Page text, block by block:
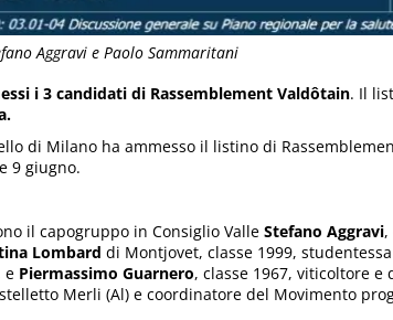
Aggravi e Paolo Sammaritani
i 3 candidati di Rassemblement Valdôtain. Il
di Milano ha ammesso il listino di
9 giugno.
il capogruppo in Consiglio Valle Stefano Aggravi
Lombard di Montjovet, classe 1999,
e Piermassimo Guarnero, classe 1967, viticoltore
Merli (Al) e coordinatore del Movimento